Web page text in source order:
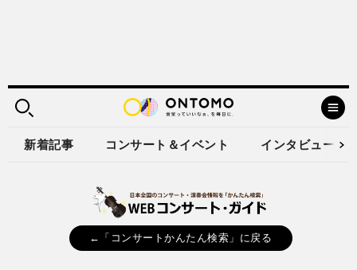
新着記事 コンサート＆イベント インタビュー
←「コンサートかんたん検索」に戻る